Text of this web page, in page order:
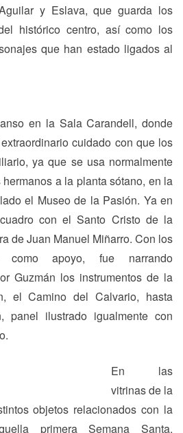
y Eslava, que guarda los
histórico centro, así como los
que han estado ligados al
en la Sala Carandell, donde
cuidado con que los
ya que se usa normalmente
a la planta sótano, en la
el Museo de la Pasión. Ya en
con el Santo Cristo de la
de Juan Manuel Miñarro. Con los
como apoyo, fue narrando
Guzmán los instrumentos de la
el Camino del Calvario, hasta
panel ilustrado igualmente con
En las
vitrinas de la
objetos relacionados con la
primera Semana Santa,